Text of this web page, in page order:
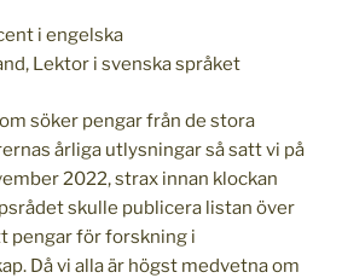
i engelska
Lektor i svenska språket
söker pengar från de stora
årliga utlysningar så satt vi på
2022, strax innan klockan
skulle publicera listan över
pengar för forskning i
Då vi alla är högst medvetna om